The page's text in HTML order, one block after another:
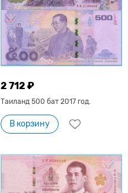
2 712 ₽
Таиланд 500 бат 2017 год.
В корзину